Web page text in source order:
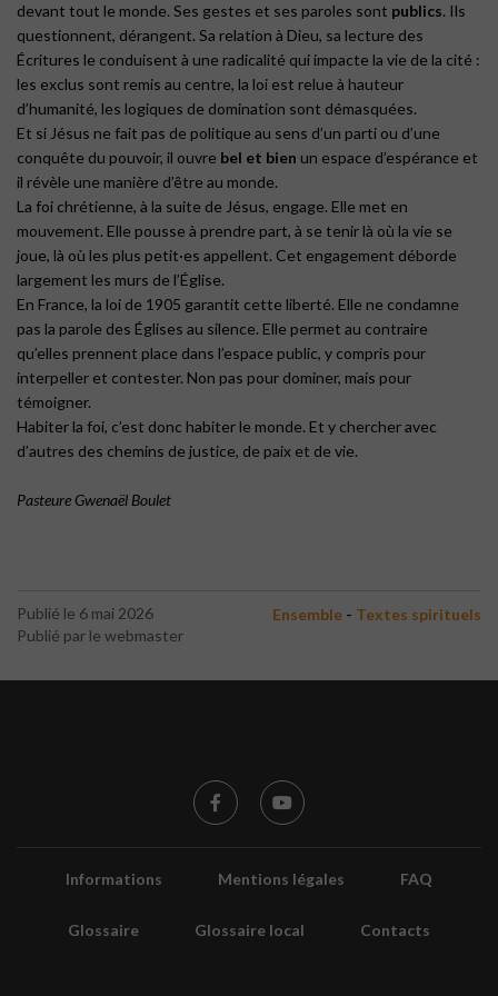
devant tout le monde. Ses gestes et ses paroles sont publics. Ils
questionnent, dérangent. Sa relation à Dieu, sa lecture des
Écritures le conduisent à une radicalité qui impacte la vie de la cité :
les exclus sont remis au centre, la loi est relue à hauteur
d’humanité, les logiques de domination sont démasquées.
Et si Jésus ne fait pas de politique au sens d’un parti ou d’une
conquête du pouvoir, il ouvre bel et bien un espace d’espérance et
il révèle une manière d’être au monde.
La foi chrétienne, à la suite de Jésus, engage. Elle met en
mouvement. Elle pousse à prendre part, à se tenir là où la vie se
joue, là où les plus petit·es appellent. Cet engagement déborde
largement les murs de l’Église.
En France, la loi de 1905 garantit cette liberté. Elle ne condamne
pas la parole des Églises au silence. Elle permet au contraire
qu’elles prennent place dans l’espace public, y compris pour
interpeller et contester. Non pas pour dominer, mais pour
témoigner.
Habiter la foi, c’est donc habiter le monde. Et y chercher avec
d’autres des chemins de justice, de paix et de vie.
Pasteure Gwenaël Boulet
Publié le 6 mai 2026
Publié par le webmaster
Ensemble - Textes spirituels
Informations Mentions légales FAQ
Glossaire Glossaire local Contacts